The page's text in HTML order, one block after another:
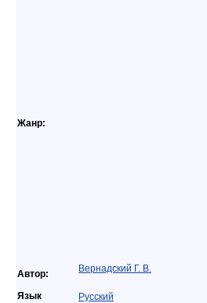
Жанр:
Автор: Вернадский Г. В.
Язык
Русский